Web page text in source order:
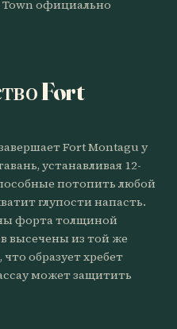
Town официально
Fort
Fort Montagu у
устанавливая 12-
потопить любой
глупости напасть.
форта толщиной
высечены из той же
образует хребет
может защитить